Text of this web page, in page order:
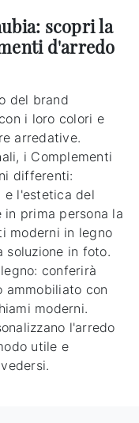
scopri la
d'arredo
del brand
i loro colori e
arredative.
i Complementi
differenti:
e l'estetica del
in prima persona la
moderni in legno
soluzione in foto.
conferirà
ammobiliato con
moderni.
l'arredo
utile e